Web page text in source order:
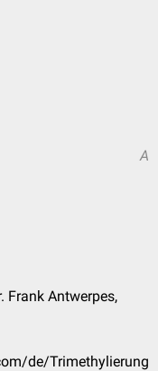
A
Frank Antwerpes,
de/Trimethylierung